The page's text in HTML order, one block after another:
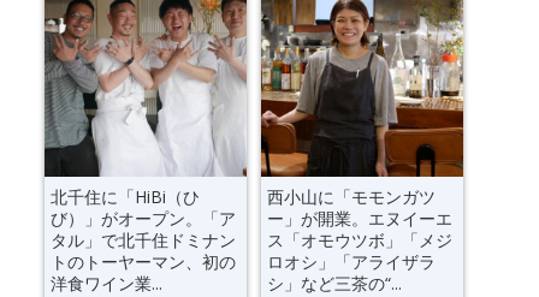
北千住に「HiBi（ひ
び）」がオープン。「ア
タル」で北千住ドミナン
トのトーヤーマン、初の
洋食ワイン業...
西小山に「モモンガツ
ー」が開業。エヌイーエ
ス「オモウツボ」「メジ
ロオシ」「アライザラ
シ」など三茶の“...